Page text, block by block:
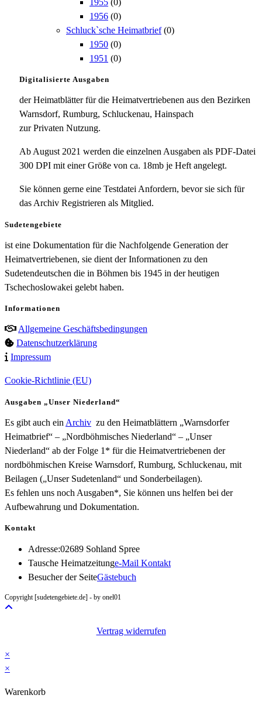
1956 (0)
Schluck`sche Heimatbrief (0)
1950 (0)
1951 (0)
Digitalisierte Ausgaben
der Heimatblätter für die Heimatvertriebenen aus den Bezirken
Warnsdorf, Rumburg, Schluckenau, Hainspach
zur Privaten Nutzung.
Ab August 2021 werden die einzelnen Ausgaben als PDF-Datei
300 DPI mit einer Größe von ca. 18mb je Heft angelegt.
Sie können gerne eine Testdatei Anfordern, bevor sie sich für
das Archiv Registrieren als Mitglied.
Sudetengebiete
ist eine Dokumentation für die Nachfolgende Generation der
Heimatvertriebenen, sie dient der Informationen zu den
Sudetendeutschen die in Böhmen bis 1945 in der heutigen
Tschechoslowakei gelebt haben.
Informationen
Allgemeine Geschäftsbedingungen
Datenschutzerklärung
Impressum
Cookie-Richtlinie (EU)
Ausgaben „Unser Niederland“
Es gibt auch ein Archiv zu den Heimatblättern „Warnsdorfer
Heimatbrief“ – „Nordböhmisches Niederland“ – „Unser
Niederland“ ab der Folge 1* für die Heimatvertriebenen der
nordböhmischen Kreise Warnsdorf, Rumburg, Schluckenau, mit
Beilagen („Unser Sudetenland“ und Sonderbeilagen).
Es fehlen uns noch Ausgaben*, Sie können uns helfen bei der
Aufbewahrung und Dokumentation.
Kontakt
Adresse:02689 Sohland Spree
Tausche Heimatzeitunge-Mail KontaktOpens
Besucher der SeiteGästebuch
Copyright [sudetengebiete.de] - by onel01
Vertrag widerrufen
×
×
Warenkorb